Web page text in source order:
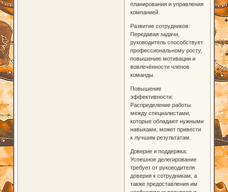
планирования и управления
компанией.
Развитие сотрудников:
Передавая задачи,
руководитель способствует
профессиональному росту,
повышению мотивации и
вовлечённости членов
команды.
Повышение
эффективности:
Распределение работы
между специалистами,
которые обладают нужными
навыками, может привести
к лучшим результатам.
Доверие и поддержка:
Успешное делегирование
требует от руководителя
доверия к сотрудникам, а
также предоставления им